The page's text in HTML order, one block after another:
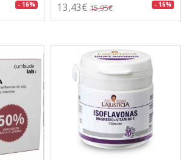
- 16% 13,43€ 15,95€ - 16%